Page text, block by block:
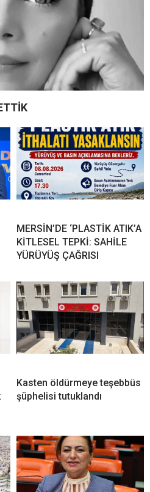
MERSİN’DE ‘PLASTİK ATIK’A
KİTLESEL TEPKİ: SAHİLE
YÜRÜYÜŞ ÇAĞRISI
Kasten öldürmeye teşebbüs
şüphelisi tutuklandı